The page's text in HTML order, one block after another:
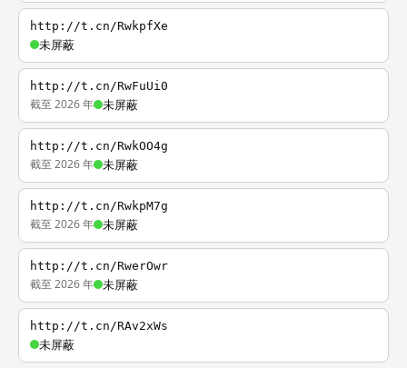
http://t.cn/RwkpfXe
未屏蔽
http://t.cn/RwFuUi0
截至 2026 年 未屏蔽
http://t.cn/RwkOO4g
截至 2026 年 未屏蔽
http://t.cn/RwkpM7g
截至 2026 年 未屏蔽
http://t.cn/RwerOwr
截至 2026 年 未屏蔽
http://t.cn/RAv2xWs
未屏蔽